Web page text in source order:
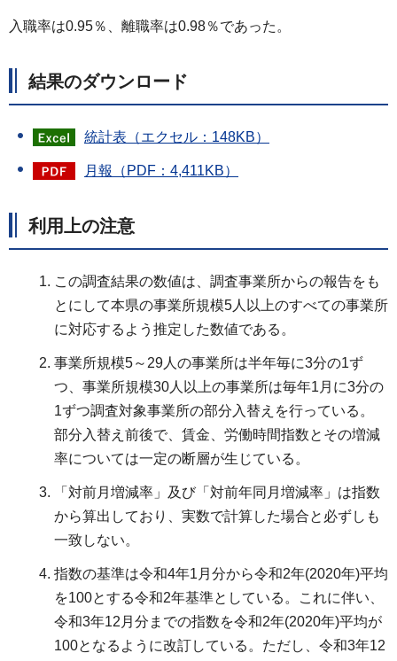
入職率は0.95％、離職率は0.98％であった。
結果のダウンロード
統計表（エクセル：148KB）
月報（PDF：4,411KB）
利用上の注意
この調査結果の数値は、調査事業所からの報告をも
とにして本県の事業所規模5人以上のすべての事業所
に対応するよう推定した数値である。
事業所規模5～29人の事業所は半年毎に3分の1ず
つ、事業所規模30人以上の事業所は毎年1月に3分の
1ずつ調査対象事業所の部分入替えを行っている。
部分入替え前後で、賃金、労働時間指数とその増減
率については一定の断層が生じている。
「対前月増減率」及び「対前年同月増減率」は指数
から算出しており、実数で計算した場合と必ずしも
一致しない。
指数の基準は令和4年1月分から令和2年(2020年)平均
を100とする令和2年基準としている。これに伴い、
令和3年12月分までの指数を令和2年(2020年)平均が
100となるように改訂している。ただし、令和3年12